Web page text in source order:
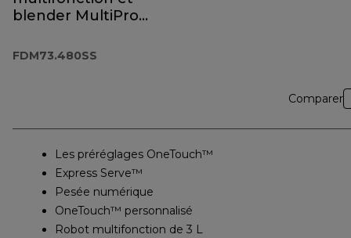
blender MultiPro
FDM73.480SS
FDM73.480SS
Comparer
Les préréglages OneTouch™
Express Serve™
Pesée numérique
OneTouch™ personnalisé
Robot multifonction de 3 L